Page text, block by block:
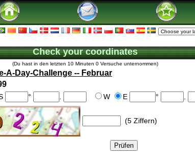
Check your coordinates
(Du hast in den letzten 10 Minuten 0 Versuche unternommen)
A-Day-Challenge -- Februar
° W E °
(5 Ziffern)